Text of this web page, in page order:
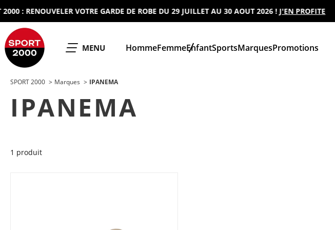
: RENOUVELER VOTRE GARDE DE ROBE DU 29 JUILLET AU 30 AOUT 2026 !J'EN PROFITE
OUVRIR LE
MENU HommeFemmeEnfantSportsMarquesPromotions
SPORT 2000 Marques IPANEMA
IPANEMA
1 produit